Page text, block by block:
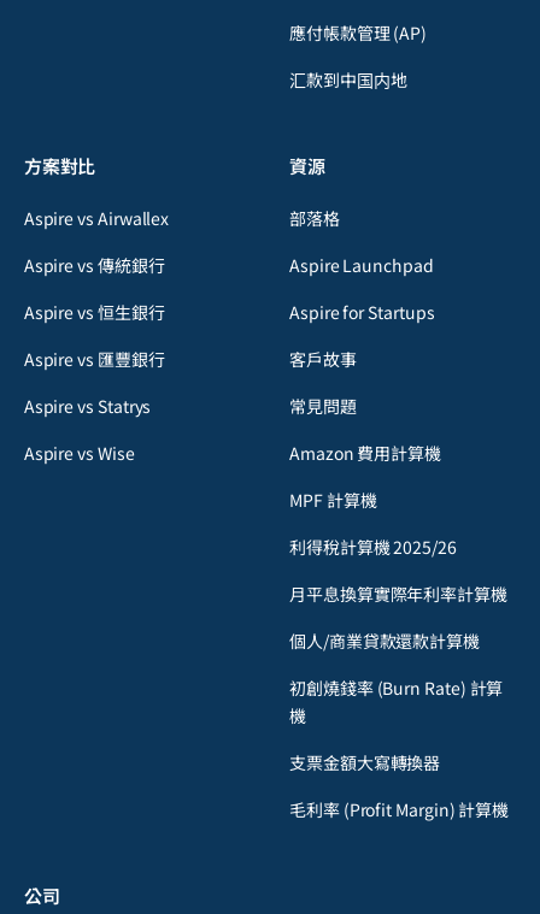
應付帳款管理 (AP)
汇款到中国内地
方案對比
Aspire vs Airwallex
Aspire vs 傳統銀行
Aspire vs 恒生銀行
Aspire vs 匯豐銀行
Aspire vs Statrys
Aspire vs Wise
資源
部落格
Aspire Launchpad
Aspire for Startups
客戶故事
常見問題
Amazon 費用計算機
MPF 計算機
利得稅計算機 2025/26
月平息換算實際年利率計算機
個人/商業貸款還款計算機
初創燒錢率 (Burn Rate) 計算
機
支票金額大寫轉換器
毛利率 (Profit Margin) 計算機
公司